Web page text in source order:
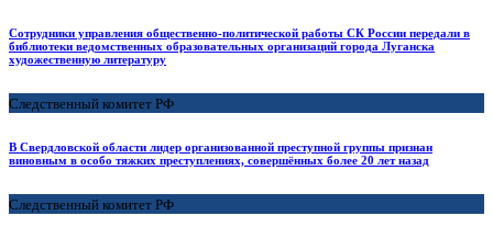
Сотрудники управления общественно-политической работы СК России передали в
библиотеки ведомственных образовательных организаций города Луганска
художественную литературу
Следственный комитет РФ
В Свердловской области лидер организованной преступной группы признан
виновным в особо тяжких преступлениях, совершённых более 20 лет назад
Следственный комитет РФ